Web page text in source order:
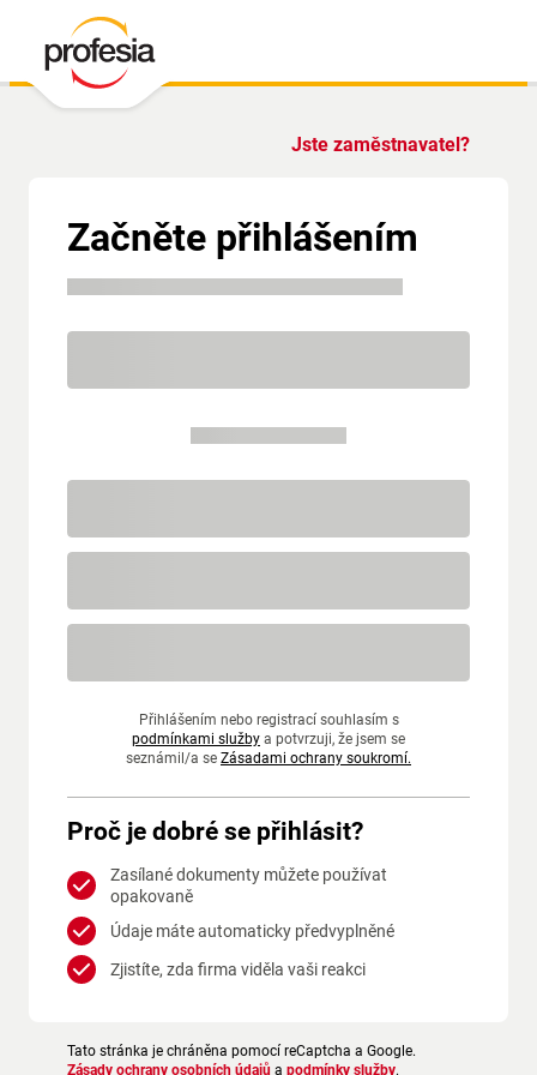
Jste zaměstnavatel?
Začněte přihlášením
Přihlášením nebo registrací souhlasím s
podmínkami služby a potvrzuji, že jsem se
seznámil/a se Zásadami ochrany soukromí.
Proč je dobré se přihlásit?
Zasílané dokumenty můžete používat
opakovaně
Údaje máte automaticky předvyplněné
Zjistíte, zda firma viděla vaši reakci
Tato stránka je chráněna pomocí reCaptcha a Google.
Zásady ochrany osobních údajů a podmínky služby.